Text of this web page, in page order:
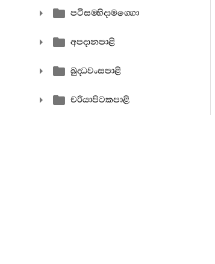
පටිසම‍්භිදාමග‍්ගො
අපදානපාළි
බුද‍්ධවංසපාළි
චරියාපිටකපාළි